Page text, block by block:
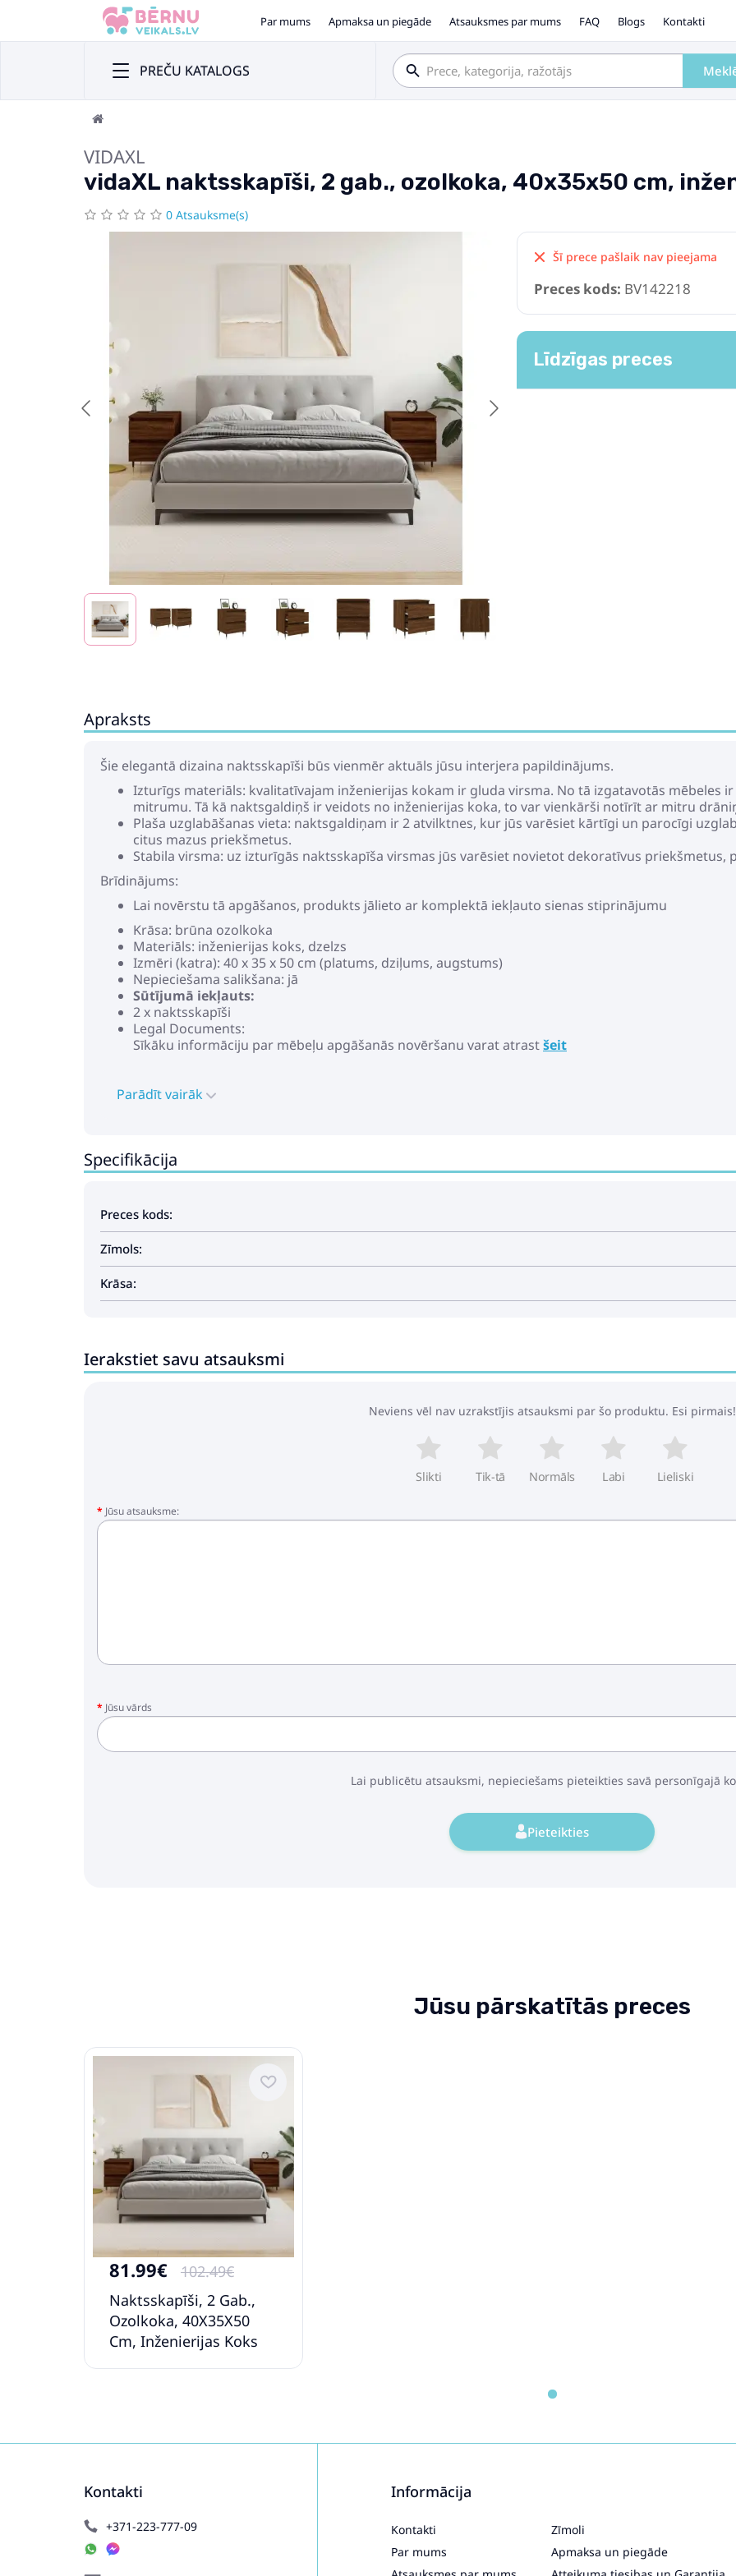
Par mums Apmaksa un piegāde Atsauksmes par mums FAQ Blogs Kontakti
PREČU KATALOGS
VIDAXL
vidaXL naktsskapīši, 2 gab., ozolkoka, 40x35x50 cm,
0 Atsauksme(s)
Šī prece pašlaik nav pieejama
Preces kods: BV142218
Līdzīgas preces
Apraksts
Šie elegantā dizaina naktsskapīši būs vienmēr aktuāls jūsu interjera papildinājums.
Izturīgs materiāls: kvalitatīvajam inženierijas kokam ir gluda virsma. No tā izgatavotās mēbeles
mitrumu. Tā kā naktsgaldiņš ir veidots no inženierijas koka, to var vienkārši notīrīt ar mitru
Plaša uzglabāšanas vieta: naktsgaldiņam ir 2 atvilktnes, kur jūs varēsiet kārtīgi un parocīgi
citus mazus priekšmetus.
Stabila virsma: uz izturīgās naktsskapīša virsmas jūs varēsiet novietot dekoratīvus
Brīdinājums:
Lai novērstu tā apgāšanos, produkts jālieto ar komplektā iekļauto sienas stiprinājumu
Krāsa: brūna ozolkoka
Materiāls: inženierijas koks, dzelzs
Izmēri (katra): 40 x 35 x 50 cm (platums, dziļums, augstums)
Nepieciešama salikšana: jā
Sūtījumā iekļauts:
2 x naktsskapīši
Legal Documents:
Sīkāku informāciju par mēbeļu apgāšanās novēršanu varat atrastšeit
Parādīt vairāk
Specifikācija
Preces kods:
Zīmols:
Krāsa:
Ierakstiet savu atsauksmi
Neviens vēl nav uzrakstījis atsauksmi par šo produktu. Esi pirmais!
Slikti Tik-tā Normāls Labi Lieliski
Jūsu atsauksme:
Jūsu vārds
Lai publicētu atsauksmi, nepieciešams pieteikties savā personīgajā
Pieteikties
Jūsu pārskatītās preces
81.99€
102.49€
Naktsskapīši, 2 Gab.,
Ozolkoka, 40X35X50
Cm, Inženierijas Koks
Kontakti
+371-223-777-09
Informācija
Kontakti
Par mums
Zīmoli
Apmaksa un piegāde